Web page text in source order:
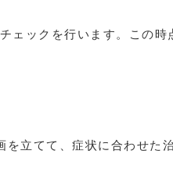
ェックを行います。この
立てて、症状に合わせ